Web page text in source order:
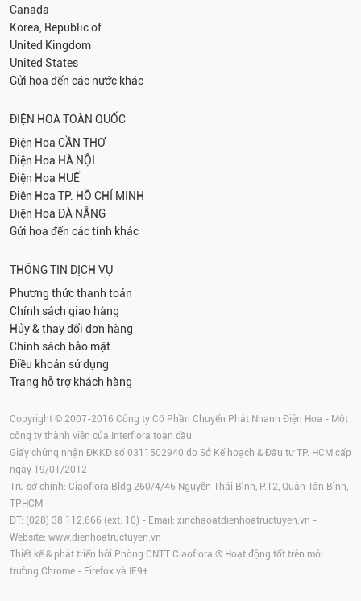
Canada
Korea, Republic of
United Kingdom
United States
Gửi hoa đến các nước khác
ĐIỆN HOA TOÀN QUỐC
Điện Hoa CẦN THƠ
Điện Hoa HÀ NỘI
Điện Hoa HUẾ
Điện Hoa TP. HỒ CHÍ MINH
Điện Hoa ĐÀ NẴNG
Gửi hoa đến các tỉnh khác
THÔNG TIN DỊCH VỤ
Phương thức thanh toán
Chính sách giao hàng
Hủy & thay đổi đơn hàng
Chính sách bảo mật
Điều khoản sử dụng
Trang hỗ trợ khách hàng
Copyright © 2007-2016 Công ty Cổ Phần Chuyển Phát Nhanh Điện Hoa - Một
công ty thành viên của Interflora toàn cầu
Giấy chứng nhận ĐKKD số 0311502940 do Sở Kế hoạch & Đầu tư TP. HCM cấp
ngày 19/01/2012
Trụ sở chính: Ciaoflora Bldg 260/4/46 Nguyễn Thái Bình, P.12, Quận Tân Bình,
TPHCM
ĐT: (028) 38.112.666 (ext. 10) - Email: xinchaoatdienhoatructuyen.vn -
Website: www.dienhoatructuyen.vn
Thiết kế & phát triển bởi Phòng CNTT Ciaoflora ® Hoạt động tốt trên môi
trường Chrome - Firefox và IE9+